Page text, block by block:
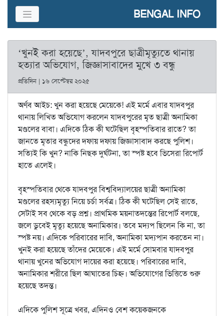
BENGAL INFO
‘খুনই করা হয়েছে’, যাদবপুরে ছাত্রীমৃত্যুতে থানায়
হত্যার অভিযোগ, জিজ্ঞাসাবাদের মুখে ৩ বন্ধু
প্রতিদিন | ১৬ সেপ্টেম্বর ২০২৫
অর্ণব আইচ: খুন করা হয়েছে মেয়েকে! এই মর্মে এবার যাদবপুর
থানায় লিখিত অভিযোগ করলেন যাদবপুরের মৃত ছাত্রী অনামিকা
মণ্ডলের বাবা। এদিকে ঠিক কী ঘটেছিল বৃহস্পতিবার রাতে? তা
জানতে মৃতার বন্ধুদের দফায় দফায় জিজ্ঞাসাবাদ করছে পুলিশ।
সত্যিই কি খুন? নাকি নিছক দুর্ঘটনা, তা স্পষ্ট হবে ভিসেরা রিপোর্ট
হাতে এলেই।
বৃহস্পতিবার থেকে যাদবপুর বিশ্ববিদ্যালয়ের ছাত্রী অনামিকা
মণ্ডলের রহস্যমৃত্যু নিয়ে চর্চা সর্বত্র। ঠিক কী ঘটেছিল সেই রাতে,
সেটাই সব থেকে বড় প্রশ্ন। প্রাথমিক ময়নাতদন্তের রিপোর্ট বলছে,
জলে ডুবেই মৃত্যু হয়েছে অনামিকার। তবে মদ্যপ ছিলেন কি না, তা
স্পষ্ট নয়। এদিকে পরিবারের দাবি, অনামিকা মদ্যপান করতেন না।
খুনই করা হয়েছে তাঁদের মেয়েকে। এই মর্মে সোমবার যাদবপুর
থানায় খুনের অভিযোগ দায়ের করা হয়েছে। পরিবারের দাবি,
অনামিকার শরীরে ছিল আঘাতের চিহ্ন। অভিযোগের ভিত্তিতে শুরু
হয়েছে তদন্ত।
এদিকে পুলিশ সূত্রে খবর, এদিনও বেশ কয়েকজনকে